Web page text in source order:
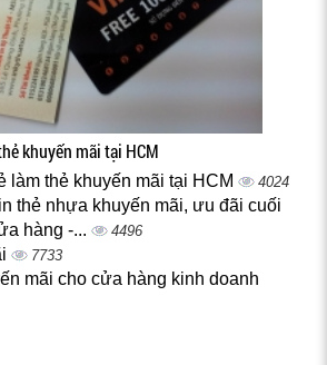
khuyến mãi tại HCM
làm thẻ khuyến mãi tại HCM 4024
thẻ nhựa khuyến mãi, ưu đãi cuối
hàng -...
4496
7733
mãi cho cửa hàng kinh doanh